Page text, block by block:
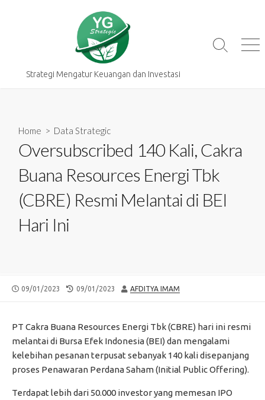
Strategi Mengatur Keuangan dan Investasi
Search
Home > Data Strategic
Oversubscribed 140 Kali, Cakra
Buana Resources Energi Tbk
(CBRE) Resmi Melantai di BEI
Hari Ini
PUBLISHED
09/01/2023
LAST
09/01/2023 AUTHOR
AFDITYA IMAM
PT Cakra Buana Resources Energi Tbk (CBRE) hari ini resmi
melantai di Bursa Efek Indonesia (BEI) dan mengalami
kelebihan pesanan terpusat sebanyak 140 kali disepanjang
proses Penawaran Perdana Saham (Initial Public Offering).
Terdapat lebih dari 50.000 investor yang memesan IPO